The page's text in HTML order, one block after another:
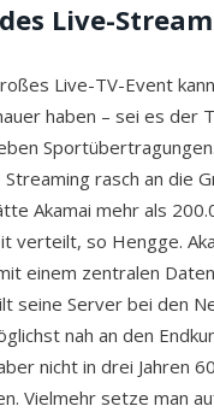
Live-
Live-TV-Event
haben – sei es der
rasch an die
Akamai mehr als
verteilt, so Hengge.
einem zentralen
seine Server bei den
nah an den
nicht in drei Jahren
Vielmehr setze man